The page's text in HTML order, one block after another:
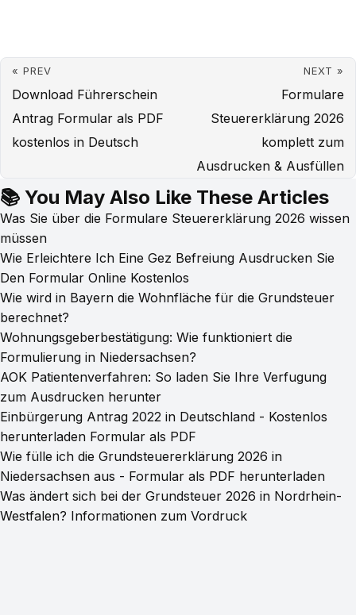
« PREV
Download Führerschein
Antrag Formular als PDF
kostenlos in Deutsch
NEXT »
Formulare
Steuererklärung 2026
komplett zum
Ausdrucken & Ausfüllen
📚 You May Also Like These Articles
Was Sie über die Formulare Steuererklärung 2026 wissen
müssen
Wie Erleichtere Ich Eine Gez Befreiung Ausdrucken Sie
Den Formular Online Kostenlos
Wie wird in Bayern die Wohnfläche für die Grundsteuer
berechnet?
Wohnungsgeberbestätigung: Wie funktioniert die
Formulierung in Niedersachsen?
AOK Patientenverfahren: So laden Sie Ihre Verfugung
zum Ausdrucken herunter
Einbürgerung Antrag 2022 in Deutschland - Kostenlos
herunterladen Formular als PDF
Wie fülle ich die Grundsteuererklärung 2026 in
Niedersachsen aus - Formular als PDF herunterladen
Was ändert sich bei der Grundsteuer 2026 in Nordrhein-
Westfalen? Informationen zum Vordruck